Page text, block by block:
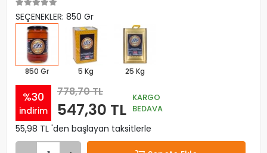
SEÇENEKLER: 850 Gr
850 Gr 5 Kg 25 Kg
%30
indirim
778,70 TL
547,30 TL
KARGO
BEDAVA
55,98 TL 'den başlayan taksitlerle